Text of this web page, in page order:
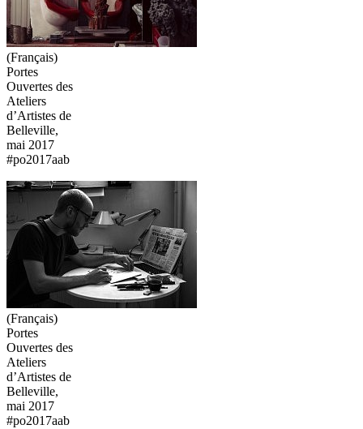
(Français)
Portes
Ouvertes des
Ateliers
d’Artistes de
Belleville,
mai 2017
#po2017aab
(Français)
Portes
Ouvertes des
Ateliers
d’Artistes de
Belleville,
mai 2017
#po2017aab